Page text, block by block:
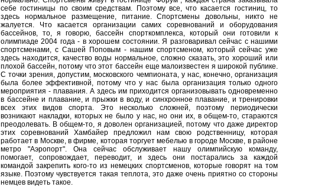
себе гостиницы по своим средствам. Поэтому все, что касается гостиниц, то
здесь нормальное размещение, питание. Спортсмены довольны, никто не
жалуется. Что касается организации самих соревнований и оборудования
бассейнов, то, я говорю, бассейн спорткомплекса, который они готовили к
олимпиаде 2004 года - в хорошем состоянии. Я разговаривал сейчас с нашими
спортсменами, с Сашей Поповым - нашим спортсменом, который сейчас уже
здесь находится, качество воды нормальное, сложно сказать, это хороший или
плохой бассейн, потому что этот бассейн еще малоизвестен я широкой публике.
С точки зрения, допустим, московского чемпионата, у нас, конечно, организация
была более эффективной, потому что у нас была организация только одного
мероприятия - плавания. А здесь им приходится организовывать одновременно
в бассейне и плавание, и прыжки в воду, и синхронное плавание, и тренировки
всех этих видов спорта. Это несколько сложней, поэтому периодически
возникают накладки, которых не было у нас, но они их, в общем-то, стараются
преодолевать. В общем-то, я доволен организацией, потому что даже директор
этих соревнований Хамбайер предложил нам свою родственницу, которая
работает в Москве, в фирме, которая торгует мебелью в городе Москве, в районе
метро "Аэропорт". Она сейчас обслуживает нашу олимпийскую команду,
помогает, сопровождает, переводит, и здесь они постарались за каждой
командой закрепить кого-то из немецких спортсменов, которые говорят на том
языке. Поэтому чувствуется такая теплота, это даже очень приятно со стороны
немцев видеть такое.